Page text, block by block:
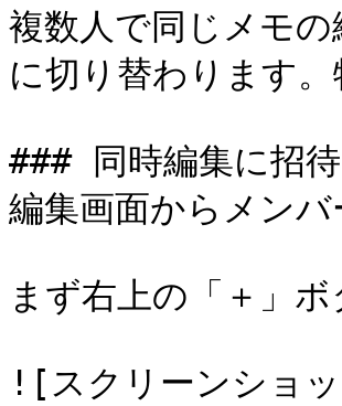
複数人で同じメモ
に切り替わります
### 同時編集に招待
編集画面からメン
まず右上の「＋」
![スクリーンショ